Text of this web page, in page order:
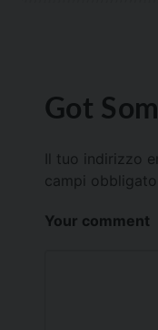
Got
Il tuo indirizzo
campi
Your comment